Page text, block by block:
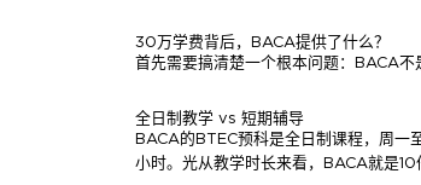
30万学费背后，BACA提供了什么？
首先需要搞清楚一个根本问题：BACA
全日制教学 vs 短期辅导
BACA的BTEC预科是全日制课程，周一
小时。光从教学时长来看，BACA就是10